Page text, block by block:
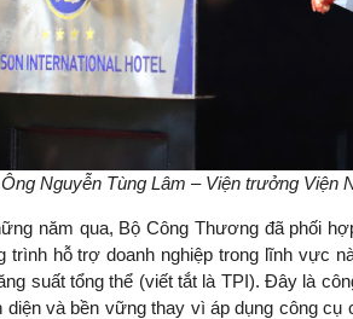
Ông Nguyễn Tùng Lâm – Viện trưởng Viện
năm qua, Bộ Công Thương đã phối
trình hỗ trợ doanh nghiệp trong lĩnh vực
suất tổng thể (viết tắt là TPI). Đây là
diện và bền vững thay vì áp dụng công
Nguyễn Đức Độ - Phó Viện trưởng
Kinh tế Tài chính